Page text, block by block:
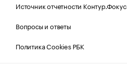
Источник отчетности Контур.Фокус
Вопросы и ответы
Политика Cookies РБК